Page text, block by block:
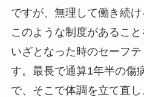
ですが、無理して働き続け
このような制度があること
いざとなった時のセーフ
す。最長で通算1年半の傷
で、そこで体調を立て直